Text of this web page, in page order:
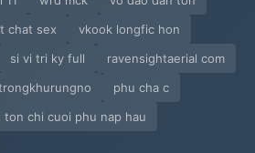
chat sex
vkook longfic hon
si vi tri ky full
ravensightaerial com
phu cha c
ton chi cuoi phu nap hau